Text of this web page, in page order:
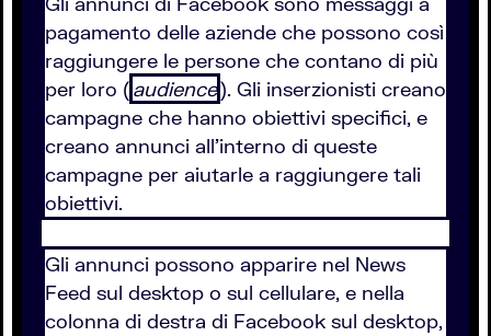
pagamento delle aziende che possono così
raggiungere le persone che contano di più
per loro (audience). Gli inserzionisti creano
campagne che hanno obiettivi specifici, e
creano annunci all'interno di queste
campagne per aiutarle a raggiungere tali
obiettivi.
Gli annunci possono apparire nel News
Feed sul desktop o sul cellulare, e nella
colonna di destra di Facebook sul desktop,